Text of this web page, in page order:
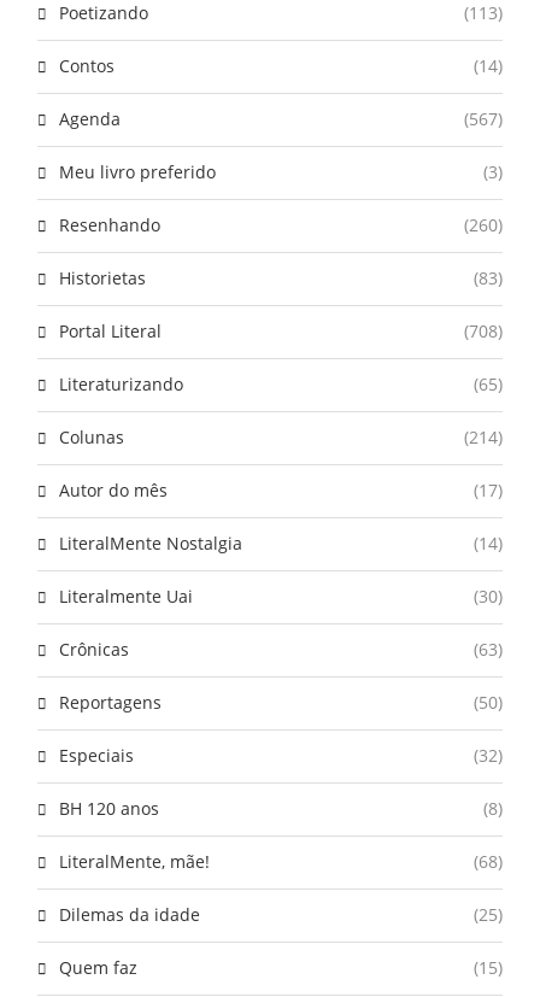
Poetizando (113)
Contos (14)
Agenda (567)
Meu livro preferido (3)
Resenhando (260)
Historietas (83)
Portal Literal (708)
Literaturizando (65)
Colunas (214)
Autor do mês (17)
LiteralMente Nostalgia (14)
Literalmente Uai (30)
Crônicas (63)
Reportagens (50)
Especiais (32)
BH 120 anos (8)
LiteralMente, mãe! (68)
Dilemas da idade (25)
Quem faz (15)